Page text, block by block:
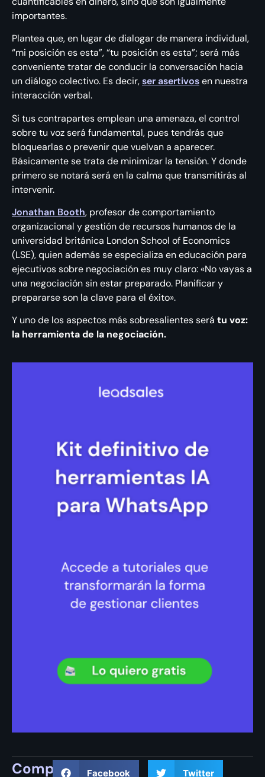
importantes.
Plantea que, en lugar de dialogar de manera individual,
“mi posición es esta”, “tu posición es esta”; será más
conveniente tratar de conducir la conversación hacia
un diálogo colectivo. Es decir,ser asertivosen nuestra
interacción verbal.
Si tus contrapartes emplean una amenaza, el control
sobre tu voz será fundamental, pues tendrás que
bloquearlas o prevenir que vuelvan a aparecer.
Básicamente se trata de minimizar la tensión. Y donde
primero se notará será en la calma que transmitirás al
intervenir.
Jonathan Booth, profesor de comportamiento
organizacional y gestión de recursos humanos de la
universidad británica London School of Economics
(LSE), quien además se especializa en educación para
ejecutivos sobre negociación es muy claro: «No vayas a
una negociación sin estar preparado. Planificar y
prepararse son la clave para el éxito».
Y uno de los aspectos más sobresalientes será tu voz:
la herramienta de la negociación.
Compartir Facebook Twitter